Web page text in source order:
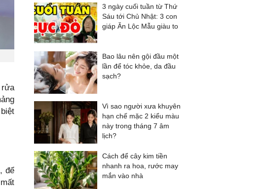
để
3 ngày cuối tuần từ Thứ
Sáu tới Chủ Nhật: 3 con
giáp Ăn Lộc Mẫu giàu to
Bao lâu nên gội đầu một
lần để tóc khỏe, da đầu
sạch?
Vì sao người xưa khuyên
hạn chế mặc 2 kiểu màu
này trong tháng 7 âm
lịch?
Cách để cây kim tiền
nhanh ra hoa, rước may
mắn vào nhà